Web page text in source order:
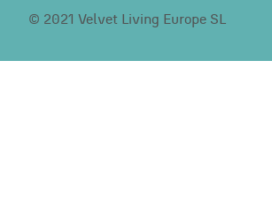
© 2021 Velvet Living Europe SL